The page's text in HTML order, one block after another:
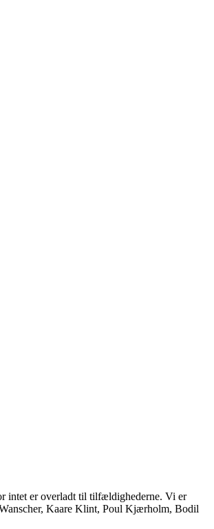
intet er overladt til tilfældighederne. Vi er
Wanscher, Kaare Klint, Poul Kjærholm, Bodil